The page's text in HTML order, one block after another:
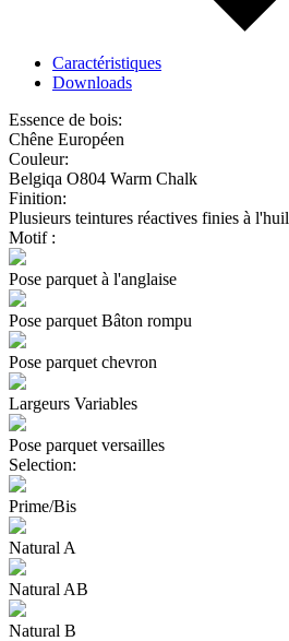
Caractéristiques
Downloads
Essence de bois:
Chêne Européen
Couleur:
Belgiqa O804 Warm Chalk
Finition:
Plusieurs teintures réactives finies à
Motif :
Pose parquet à l'anglaise
Pose parquet Bâton rompu
Pose parquet chevron
Largeurs Variables
Pose parquet versailles
Selection:
Prime/Bis
Natural A
Natural AB
Natural B